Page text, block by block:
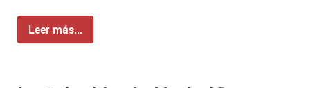
Leer más...